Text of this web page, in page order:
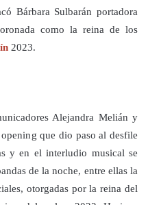
Bárbara Sulbarán portadora
como la reina de los
2023.
Alejandra Melián y
que dio paso al desfile
y en el interludio musical se
de la noche, entre ellas la
otorgadas por la reina del